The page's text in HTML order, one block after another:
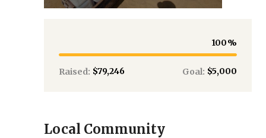
100
Raised: $79,246 Goal: $5,000
Local Community